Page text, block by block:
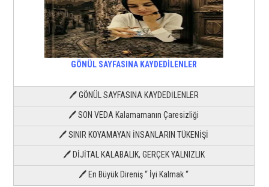
GÖNÜL SAYFASINA KAYDEDİLENLER
🖊 GÖNÜL SAYFASINA KAYDEDİLENLER
🖊 SON VEDA Kalamamanın Çaresizliği
🖊 SINIR KOYAMAYAN İNSANLARIN TÜKENİŞİ
🖊 DİJİTAL KALABALIK, GERÇEK YALNIZLIK
🖊 En Büyük Direniş “ İyi Kalmak “